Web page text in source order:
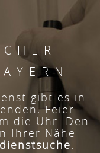
gibt es in
Feier-
die Uhr. Den
Ihrer Nähe
.